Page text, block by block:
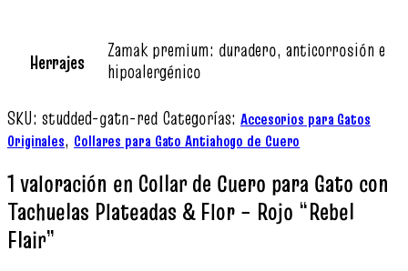
Herrajes
Zamak premium: duradero, anticorrosión e
hipoalergénico
SKU: studded-gatn-red Categorías: Accesorios para Gatos
Originales, Collares para Gato Antiahogo de Cuero
1 valoración en Collar de Cuero para Gato con
Tachuelas Plateadas & Flor – Rojo “Rebel
Flair”